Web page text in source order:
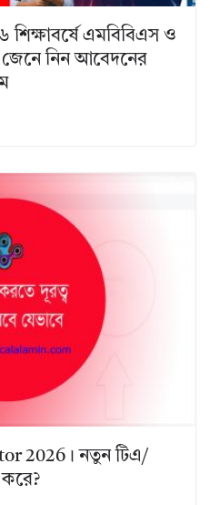
এমবিবিএস ও
জেনে নিন আবেদনের
2026। নতুন টিএ/
করে?